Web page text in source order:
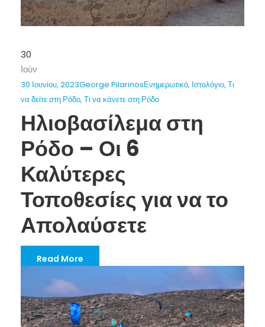
30
Ιούν
30 Ιουνίου, 2023George PilarinosΕνημερωτικό, Ιστολόγιο, Τι
να δείτε στη Ρόδο, Τι να κάνετε στη Ρόδο
Ηλιοβασίλεμα στη
Ρόδο – Οι 6
Καλύτερες
Τοποθεσίες για να το
Απολαύσετε
Read More